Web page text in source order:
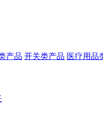
产品 开关类产品 医疗用品